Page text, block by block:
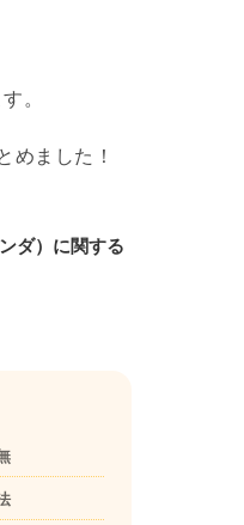
。
めました！
ダ）に関する